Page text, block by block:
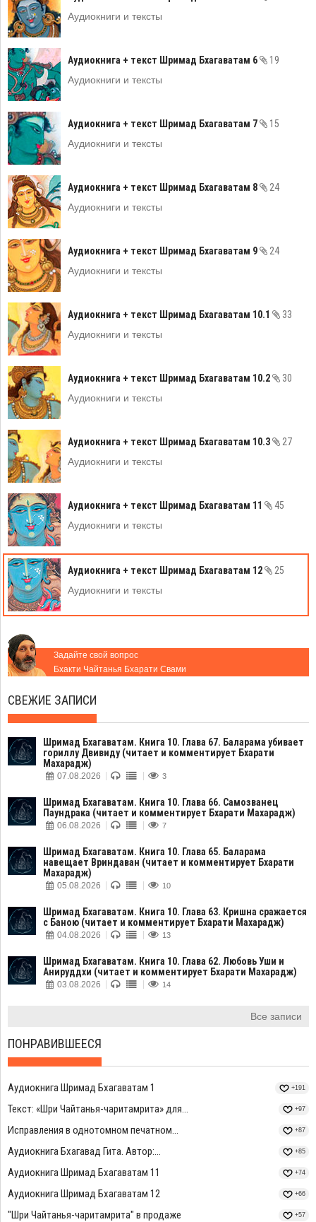
Аудиокниги и тексты
Аудиокнига + текст Шримад Бхагаватам 6
19
Аудиокниги и тексты
Аудиокнига + текст Шримад Бхагаватам 7
15
Аудиокниги и тексты
Аудиокнига + текст Шримад Бхагаватам 8
24
Аудиокниги и тексты
Аудиокнига + текст Шримад Бхагаватам 9
24
Аудиокниги и тексты
Аудиокнига + текст Шримад Бхагаватам 10.1
33
Аудиокниги и тексты
Аудиокнига + текст Шримад Бхагаватам 10.2
30
Аудиокниги и тексты
Аудиокнига + текст Шримад Бхагаватам 10.3
27
Аудиокниги и тексты
Аудиокнига + текст Шримад Бхагаватам 11
45
Аудиокниги и тексты
Аудиокнига + текст Шримад Бхагаватам 12
25
Аудиокниги и тексты
Задайте свой вопрос
Бхакти Чайтанья Бхарати Свами
СВЕЖИЕ ЗАПИСИ
Шримад Бхагаватам. Книга 10. Глава 67. Баларама убивает
гориллу Двивиду (читает и комментирует Бхарати
Махарадж)
07.08.2026 3
Шримад Бхагаватам. Книга 10. Глава 66. Самозванец
Паундрака (читает и комментирует Бхарати Махарадж)
06.08.2026 7
Шримад Бхагаватам. Книга 10. Глава 65. Баларама
навещает Вриндаван (читает и комментирует Бхарати
Махарадж)
05.08.2026 10
Шримад Бхагаватам. Книга 10. Глава 63. Кришна сражается
с Баною (читает и комментирует Бхарати Махарадж)
04.08.2026 13
Шримад Бхагаватам. Книга 10. Глава 62. Любовь Уши и
Анируддхи (читает и комментирует Бхарати Махарадж)
03.08.2026 14
Все записи
ПОНРАВИВШЕЕСЯ
Аудиокнига Шримад Бхагаватам 1 +191
Текст: «Шри Чайтанья-чаритамрита» для... +97
Исправления в однотомном печатном... +87
Аудиокнига Бхагавад Гита. Автор:... +85
Аудиокнига Шримад Бхагаватам 11 +74
Аудиокнига Шримад Бхагаватам 12 +66
"Шри Чайтанья-чаритамрита" в продаже +57